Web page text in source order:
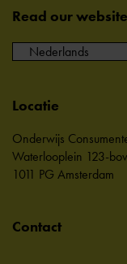
Read our
Locatie
Onderwijs
Waterlooplein 123-
1011 PG Amsterdam
Contact